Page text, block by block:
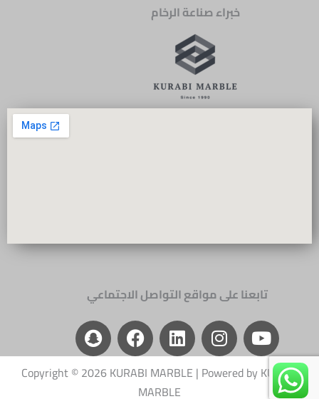
خبراء صناعة الرخام
تابعنا على مواقع التواصل الاجتماعي
Y
u
t
u
b
I
s
t
a
g
L
n
k
e
e
b
p
c
Copyright © 2026 KURABI MARBLE | Powered by KURABI
MARBLE